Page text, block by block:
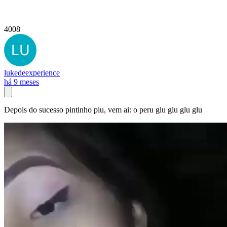
4008
lukedeexperience
há 9 meses
Depois do sucesso pintinho piu, vem ai: o peru glu glu glu glu